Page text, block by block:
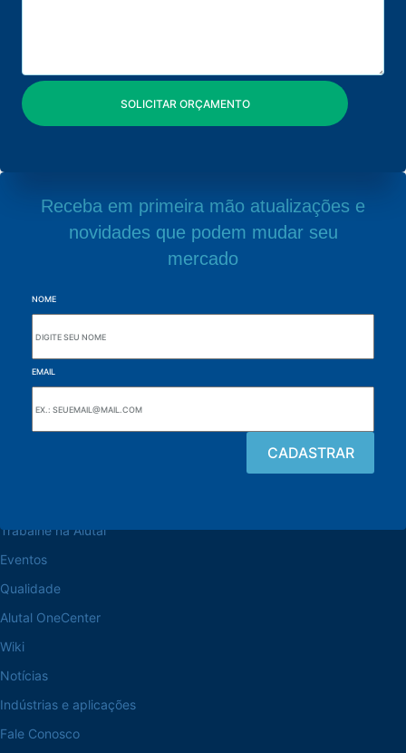
Receba em primeira mão atualizações e
novidades que podem mudar seu
mercado
NOME
EMAIL
Trabalhe na Alutal
Eventos
Qualidade
Alutal OneCenter
Wiki
Notícias
Indústrias e aplicações
Fale Conosco